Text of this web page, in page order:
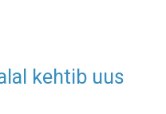
kehtib uus